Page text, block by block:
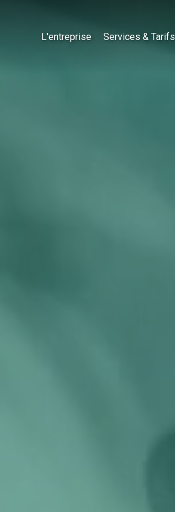
L'entreprise Services & Tarifs